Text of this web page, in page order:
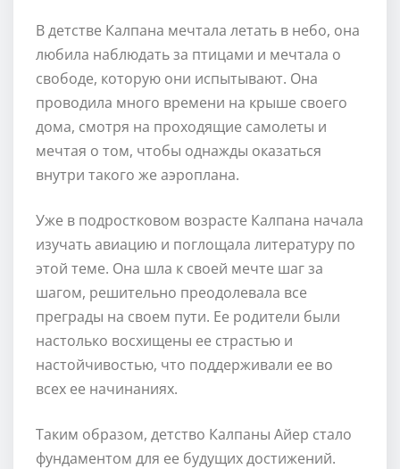
В детстве Калпана мечтала летать в небо, она
любила наблюдать за птицами и мечтала о
свободе, которую они испытывают. Она
проводила много времени на крыше своего
дома, смотря на проходящие самолеты и
мечтая о том, чтобы однажды оказаться
внутри такого же аэроплана.
Уже в подростковом возрасте Калпана начала
изучать авиацию и поглощала литературу по
этой теме. Она шла к своей мечте шаг за
шагом, решительно преодолевала все
преграды на своем пути. Ее родители были
настолько восхищены ее страстью и
настойчивостью, что поддерживали ее во
всех ее начинаниях.
Таким образом, детство Калпаны Айер стало
фундаментом для ее будущих достижений.